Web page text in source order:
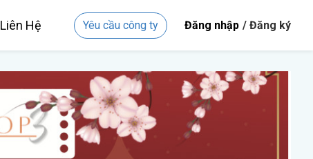
Liên Hệ Yêu cầu công ty Đăng nhập / Đăng ký